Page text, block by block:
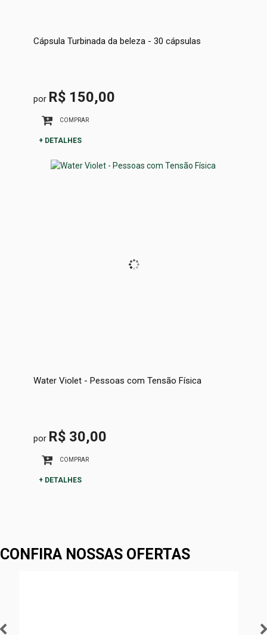
Cápsula Turbinada da beleza - 30 cápsulas
por R$ 150,00
COMPRAR
+ DETALHES
Water Violet - Pessoas com Tensão Física
por R$ 30,00
COMPRAR
+ DETALHES
CONFIRA NOSSAS OFERTAS